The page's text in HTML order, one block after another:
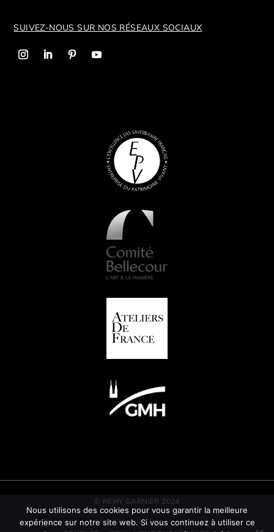
SUIVEZ-NOUS SUR NOS RÉSEAUX SOCIAUX
© REMY GARNIER 2024
Nous utilisons des cookies pour vous garantir la meilleure
expérience sur notre site web. Si vous continuez à utiliser ce